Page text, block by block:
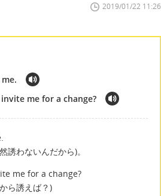
2019/01/22 11:26
me for a change?
わないんだから)。
me for a change?
ら誘えば？)